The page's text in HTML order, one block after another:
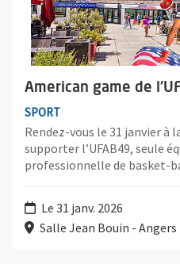
American game de
SPORT
Rendez-vous le 31 janvier à
supporter l’UFAB49, seule
professionnelle de basket-
Le 31 janv. 2026
Salle Jean Bouin - Angers